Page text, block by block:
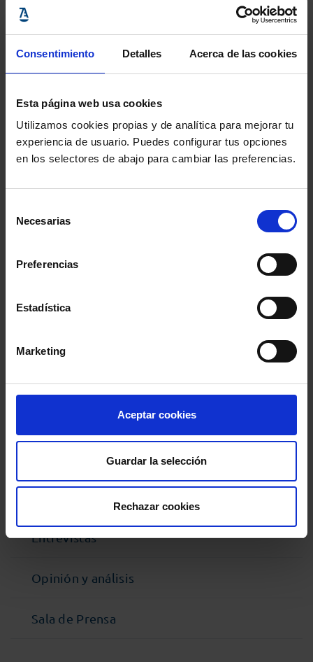
Consentimiento Detalles Acerca de las cookies
Esta página web usa cookies
Utilizamos cookies propias y de analítica para mejorar tu
experiencia de usuario. Puedes configurar tus opciones
en los selectores de abajo para cambiar las preferencias.
Necesarias
Preferencias
Estadística
Marketing
Aceptar cookies
Guardar la selección
Rechazar cookies
libertad. La ceremonia no solo reconoce la trayectoria
de Dahmani, sino que también simboliza la solidaridad
global con los defensores de derechos humanos que
represivos.
Su caso sigue siendo un ejemplo del delicado
convertido en un referente de resistencia frente a la
para proteger a abogados y activistas que defienden
Podcast Abogacía
Entrevistas
Opinión y análisis
Sala de Prensa